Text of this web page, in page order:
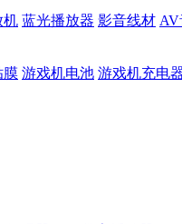
机 蓝光播放器 影音线材 AV
膜 游戏机电池 游戏机充电